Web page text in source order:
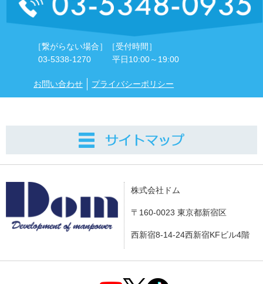
［繋がらない場合］
03-5338-1270
［受付時間］
平日10:00～19:00
お問い合わせ プライバシーポリシー
株式会社ドム
〒160-0023 東京都新宿区
西新宿8-14-24西新宿KFビル4階